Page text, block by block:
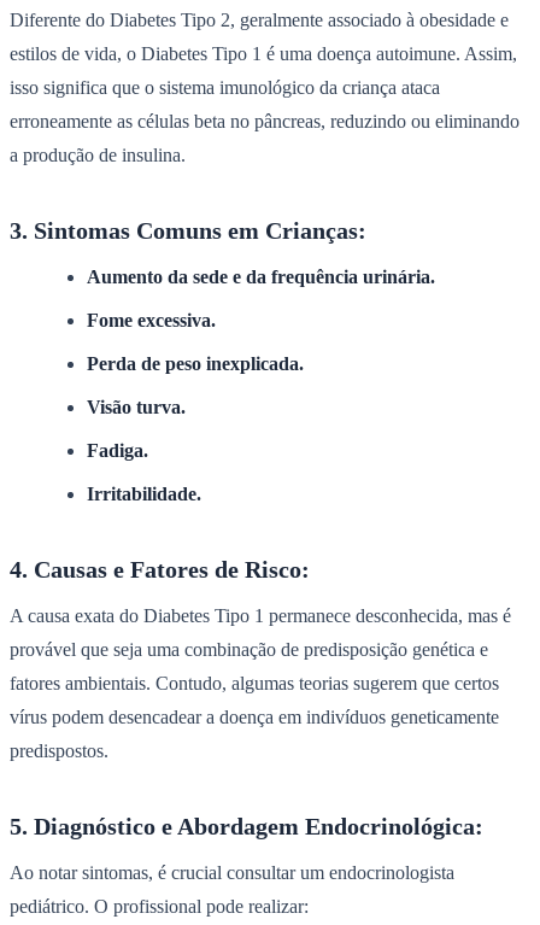
Diferente do Diabetes Tipo 2, geralmente associado à obesidade e
estilos de vida, o Diabetes Tipo 1 é uma doença autoimune. Assim,
isso significa que o sistema imunológico da criança ataca
erroneamente as células beta no pâncreas, reduzindo ou eliminando
a produção de insulina.
3. Sintomas Comuns em Crianças:
Aumento da sede e da frequência urinária.
Fome excessiva.
Perda de peso inexplicada.
Visão turva.
Fadiga.
Irritabilidade.
4. Causas e Fatores de Risco:
A causa exata do Diabetes Tipo 1 permanece desconhecida, mas é
provável que seja uma combinação de predisposição genética e
fatores ambientais. Contudo, algumas teorias sugerem que certos
vírus podem desencadear a doença em indivíduos geneticamente
predispostos.
5. Diagnóstico e Abordagem Endocrinológica:
Ao notar sintomas, é crucial consultar um endocrinologista
pediátrico. O profissional pode realizar: